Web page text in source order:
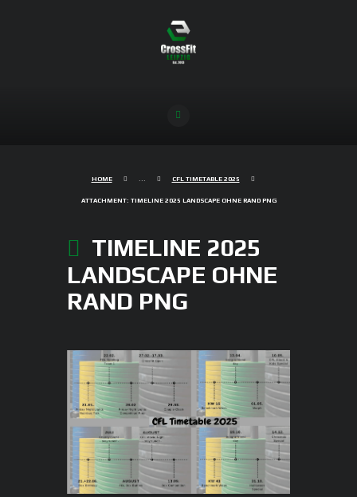
HOME ... CFL TIMETABLE 2025
ATTACHMENT: TIMELINE 2025 LANDSCAPE OHNE RAND PNG
TIMELINE 2025
LANDSCAPE OHNE
RAND PNG